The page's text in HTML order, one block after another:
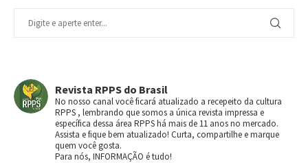
Revista RPPS do Brasil
No nosso canal você ficará atualizado a recepeito da cultura
RPPS , lembrando que somos a única revista impressa e
específica dessa área RPPS há mais de 11 anos no mercado.
Assista e fique bem atualizado! Curta, compartilhe e marque
quem você gosta.
Para nós, INFORMAÇÃO é tudo!